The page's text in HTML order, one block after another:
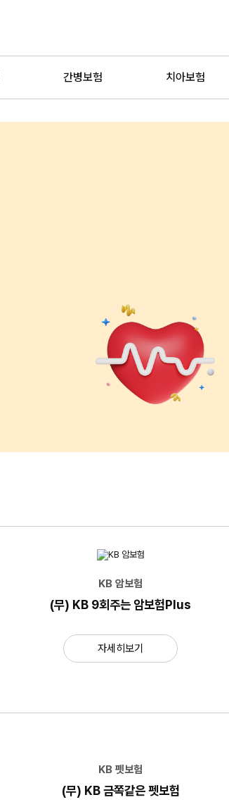
간병보험 치아보험
KB 암보험
(무) KB 9회주는 암보험Plus
자세히보기
KB 펫보험
(무) KB 금쪽같은 펫보험